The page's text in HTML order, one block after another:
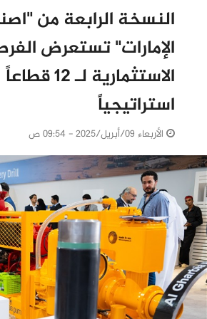
النسخة الرابعة من
الإمارات" تستعرض
الاستثمارية
استراتيجياً
الأربعاء 09/أبريل/2025 - 09:54 ص